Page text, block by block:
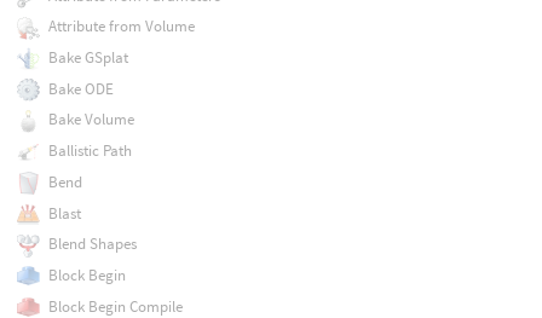
Attribute from Volume
Bake GSplat
Bake ODE
Bake Volume
Ballistic Path
Bend
Blast
Blend Shapes
Block Begin
Block Begin Compile